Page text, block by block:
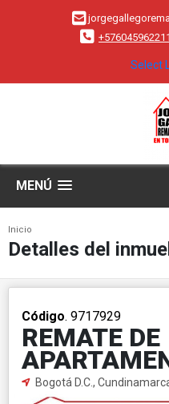
+576045962211
Select
MENÚ
Inicio
Detalles del
Código. 9717929
REMATE DE
Bogotá D.C.,